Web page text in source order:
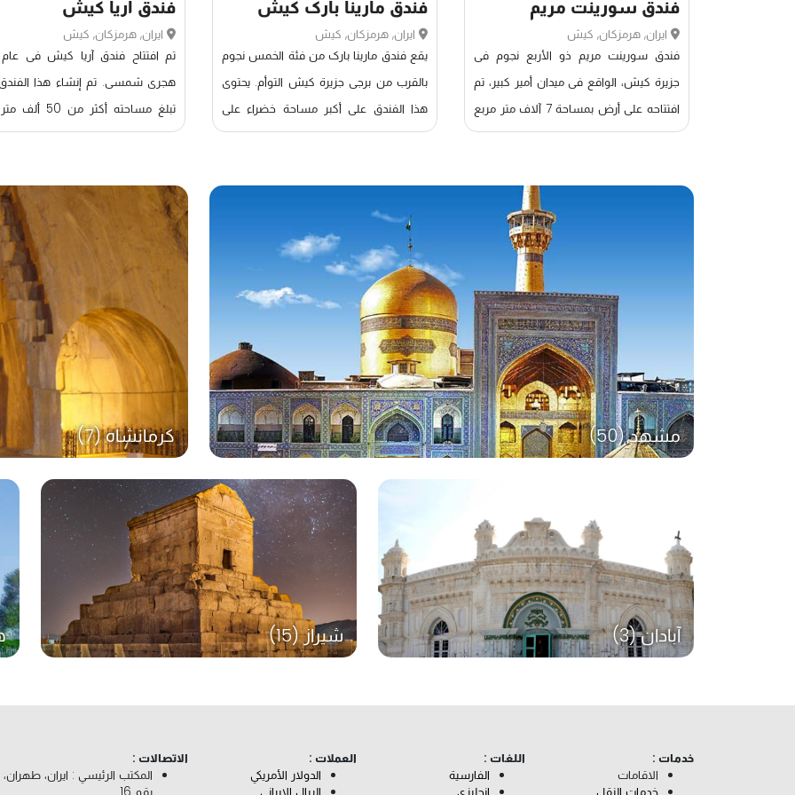
فندق سورینت مریم
ایران, هرمزكان, كيش
فندق سورینت مریم ذو الأربع نجوم فی
جزیرة کیش، الواقع فی میدان أمیر کبیر، تم
افتتاحه على أرض بمساحة 7 آلاف متر مربع
عام 1383 هـ.ش، وتمت عملیة تجدیده عام
الخدمات. یتمیز الفندق بطراز معماری أوروبی
غرفة وجناحًا مجهزًا بمرافق حدیثة.
فندق مارینا بارک کیش
ایران, هرمزكان, كيش
یقع فندق مارینا بارک من فئة الخمس نجوم
بالقرب من برجی جزیرة کیش التوأم. یحتوی
هذا الفندق على أکبر مساحة خضراء على
الجزیرة. یمکن للضیوف الاستمتاع بمشاهدة
أجواء الفندق اللطیفة والسیر إلى البحر
والاقتراب من مرسى ومرسى الفندق. تجذب
المساحات الجمیلة والبکر والعمارة الفریدة
مع الدیکور والمعدات الحدیثة لفندق مارینا
بارک انتباه الجمیع وتجعل الحجز فی فندق
مارینا بارک أکثر جاذبیة.
فندق آریا کیش
ایران, هرمزكان, كيش
هجری شمسی. تم إنشاء هذا
تبلغ مساحته أکثر
بمشارکة خبراء دولیین وتحت
ضمن فئة فنادق میلیا الفاخرة.
مشهد (50) كرمانشاه (7)
آبادان (3) شيراز (15)
خدمات :
الاقامات
خدمات النقل
اللغات :
الفارسية
إنجليزي
العملات :
الدولار الأمريكي
الريال الإيراني
الاتصالات :
المكتب الرئيسي : ايران،
رقم 16